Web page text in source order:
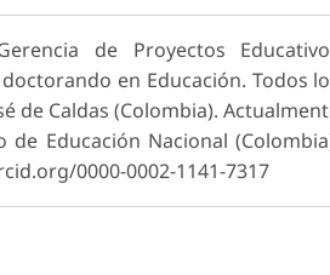
de Proyectos
en Educación. Todos
de Caldas (Colombia).
Educación Nacional
0000-0002-1141-7317